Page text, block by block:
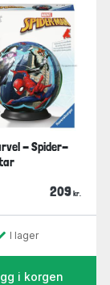
- Spider-
209 kr.
I lager
i korgen